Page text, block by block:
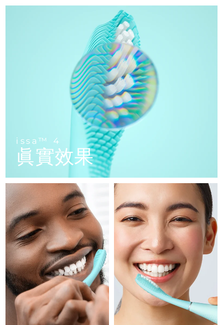
issa™ 4
眞實效果
LUNA™ 4 mini
For young skin, T-zone
LUNA™ 4 go
For travel or gym bag
LUNA™護膚
Premium cleansers & balm
LUNA™ 設備
All facial cleansing devices
面部提拉護理
Premium anti-aging skincare
BEAR™ 設備
All premium facelift devices
Near-infrared and red light therapy
UFO™ 3 mini
Red light therapy device for young skin
UFO™ 3 go
Portable red light therapy
面膜
Rejuvenation & hydration
UFO™ 設備
All deep facial hydration devices
Smart hybrid silicone sonic toothbrush
issa™ 4 smile
Hybrid silicone sonic toothbrush
issa™ 4 baby
For ages 0-3
issa™ Teeth Whitening Set
Dual LED + sonic device & 18% PAP gel
ISSA™ 設備
All silicone sonic toothbrushes
FAQ™ 101
Clinical anti-aging
FAQ™ 102
Advanced clinical anti-aging
FAQ™ 103
Luxurious clinical anti-aging set
FAQ™ P1 Primer
Manuka honey primer
FAQ™護膚品
All FAQ™ skincare
FAQ™產品
All anti-aging treatments
LED 護理
FAQ™ 201
LED mask
FAQ™ 202
LED mask
FAQ™ 211
Anti-aging neck & décolleté LED mask
FAQ™ 221
Anti-aging LED hand mask
FAQ™護膚品
All FAQ™ skincare
FAQ™產品
All LED treatments
FAQ™ 301
LED hair strengthening scalp massager
FAQ™ Scalp Serum
Scalp recovery probiotic serum
FAQ™護膚品
All FAQ™ skincare
FAQ™產品
All hair treatments
肌膚年輕化
NEW
FAQ™ 501
Full-Spectrum Red Light Therapy
FAQ™ 502
Full-Spectrum Red Light Therapy
FAQ™ Red Light Serum
FAQ™ skincare
All FAQ™ skincare
FAQ™ products
All toning treatments
保健品
脫毛
PEACH™ 2 Pro Max
Professional IPL hair removal device
PEACH™ 2
IPL hair removal
身體護理
BEAR™ 2 body
Microcurrent body toning
LUNA™ 4 body
Massaging body brush
痘肌護理
ESPADA™ 2 plus
Recurring acne LED therapy
眼部護理
BEAR™ 2 eyes & lips
Microcurrent line smoothing device
預計送達日期
預計送達日期
預計送達日期
預計送達日期
預計送達日期
丹麥
愛沙尼亞 預計送達日期09/08/2026
芬蘭 預計送達日期09/08/2026
法國 預計送達日期09/08/2026
法屬玻里尼西亞 預計送達日期13/08/2026
德國 預計送達日期09/08/2026
直布羅陀 預計送達日期13/08/2026
希臘 預計送達日期09/08/2026